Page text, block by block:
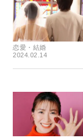
恋愛・結婚
2024.02.14